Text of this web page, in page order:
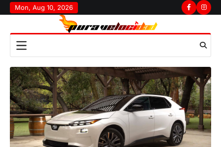
Skip
to
Mon, Aug 10, 2026 Facebook